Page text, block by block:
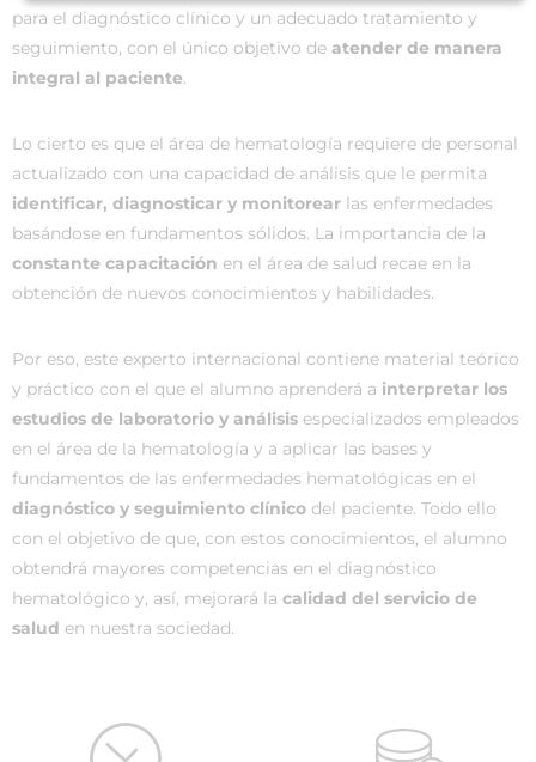
para el diagnóstico clínico y un adecuado tratamiento y
seguimiento, con el único objetivo de atender de manera
integral al paciente.
Lo cierto es que el área de hematología requiere de personal
actualizado con una capacidad de análisis que le permita
identificar, diagnosticar y monitorear las enfermedades
basándose en fundamentos sólidos. La importancia de la
constante capacitación en el área de salud recae en la
obtención de nuevos conocimientos y habilidades.
Por eso, este experto internacional contiene material teórico
y práctico con el que el alumno aprenderá a interpretar los
estudios de laboratorio y análisis especializados empleados
en el área de la hematología y a aplicar las bases y
fundamentos de las enfermedades hematológicas en el
diagnóstico y seguimiento clínico del paciente. Todo ello
con el objetivo de que, con estos conocimientos, el alumno
obtendrá mayores competencias en el diagnóstico
hematológico y, así, mejorará la calidad del servicio de
salud en nuestra sociedad.